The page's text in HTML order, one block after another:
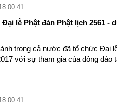
00:41
lễ Phật đản Phật lịch 2561 -
trong cả nước đã tổ chức Đại
với sự tham gia của đông đảo
00:41